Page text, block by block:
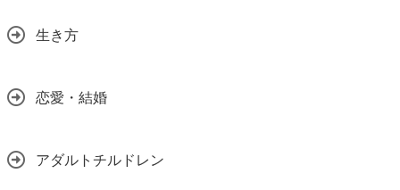
生き方
恋愛・結婚
アダルトチルドレン